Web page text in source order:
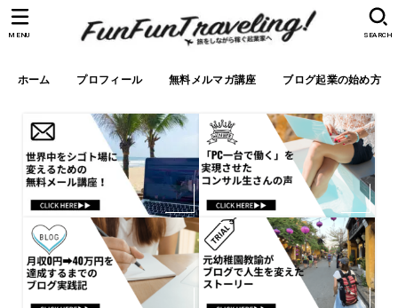
ホーム プロフィール 無料メルマガ講座 ブログ起業の始め方
SEARCH
MENU